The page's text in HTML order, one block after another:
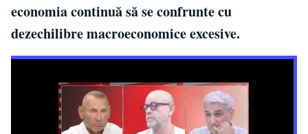
economia continuă să se confrunte cu
dezechilibre macroeconomice excesive.